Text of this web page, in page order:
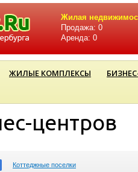
Жилая
Продажа: 0
Аренда: 0
ЖИЛЫЕ КОМПЛЕКСЫ
центров
Коттеджные поселки